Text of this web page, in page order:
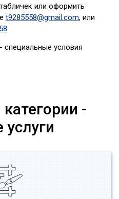
или оформить
t9285558@gmail.com, или
специальные условия
-
услуги